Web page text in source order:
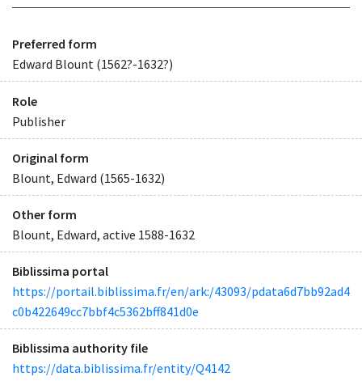
Preferred form
Edward Blount (1562?-1632?)
Role
Publisher
Original form
Blount, Edward (1565-1632)
Other form
Blount, Edward, active 1588-1632
Biblissima portal
https://portail.biblissima.fr/en/ark:/43093/pdata6d7bb92ad4
c0b422649cc7bbf4c5362bff841d0e
Biblissima authority file
https://data.biblissima.fr/entity/Q4142